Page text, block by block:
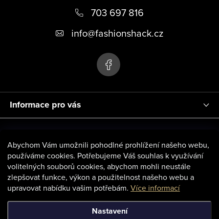
Abychom Vám umožnili pohodlné prohlížení našeho webu,
používáme cookies. Potřebujeme Váš souhlas k využívání
volitelných souborů cookies, abychom mohli neustále
zlepšovat funkce, výkon a použitelnost našeho webu a
upravovat nabídku vašim potřebám. Více informací
Nastavení
703 697 816
info@fashionshack.cz
Informace pro vás